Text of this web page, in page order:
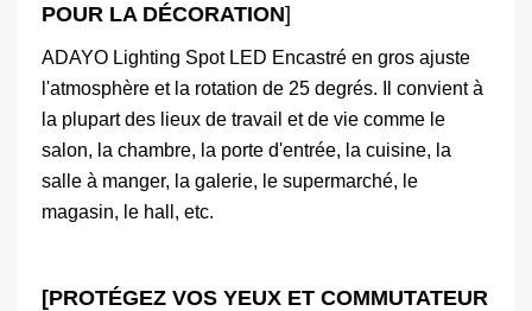
POUR LA DÉCORATION]
ADAYO Lighting Spot LED Encastré en gros ajuste
l'atmosphère et la rotation de 25 degrés. Il convient à
la plupart des lieux de travail et de vie comme le
salon, la chambre, la porte d'entrée, la cuisine, la
salle à manger, la galerie, le supermarché, le
magasin, le hall, etc.
[PROTÉGEZ VOS YEUX ET COMMUTATEUR